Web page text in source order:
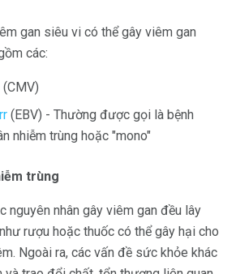
gan siêu vi có thể gây viêm gan
các:
(CMV)
(EBV) - Thường được gọi là bệnh
nhiễm trùng hoặc "mono"
trùng
nguyên nhân gây viêm gan đều lây
rượu hoặc thuốc có thể gây hại cho
Ngoài ra, các vấn đề sức khỏe khác